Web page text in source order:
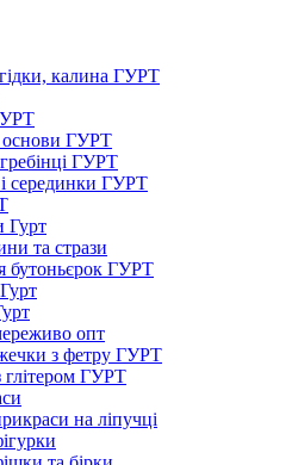
калина ГУРТ
основи ГУРТ
ГУРТ
серединки ГУРТ
Гурт
та стрази
бутоньєрок ГУРТ
опт
з фетру ГУРТ
глітером ГУРТ
на ліпучці